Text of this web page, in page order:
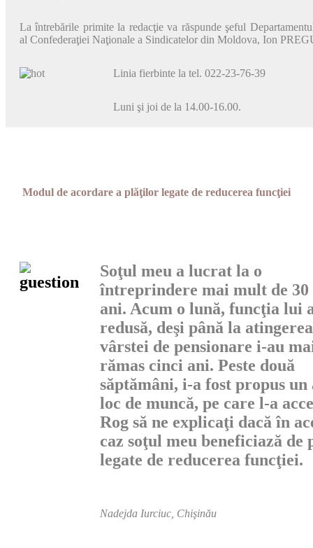
La întrebările primite la redacţie va răs­punde şeful
al Confederaţiei Naţionale a Sindicatelor din Moldova, Ion
Linia fierbinte la tel. 022-23-76-39
Luni şi joi de la 14.00-16.00.
Modul de acordare a plăţilor legate de reducerea funcţiei
Soţul meu a lucrat la o
întreprindere mai mult de 30
ani. Acum o lună, funcţia lui
redusă, deşi până la atingerea
vârstei de pensionare i-au
rămas cinci ani. Peste două
săptămâni, i-a fost propus un
loc de muncă, pe care l-a
Rog să ne explicaţi dacă în
caz soţul meu beneficiază de
legate de re­ducerea funcţiei.
Nadejda Iurciuc, Chişinău